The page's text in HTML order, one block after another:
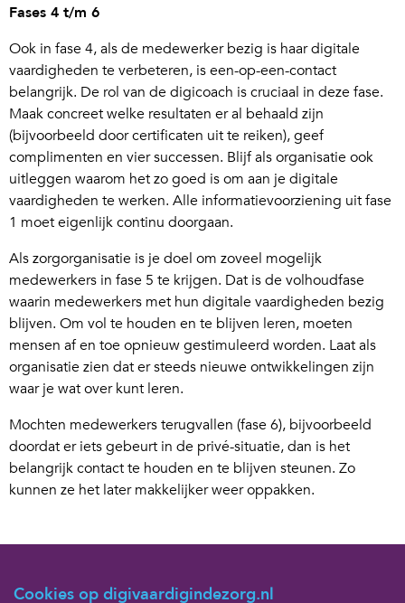
Fases 4 t/m 6
Ook in fase 4, als de medewerker bezig is haar digitale
vaardigheden te verbeteren, is een-op-een-contact
belangrijk. De rol van de digicoach is cruciaal in deze fase.
Maak concreet welke resultaten er al behaald zijn
(bijvoorbeeld door certificaten uit te reiken), geef
complimenten en vier successen. Blijf als organisatie ook
uitleggen waarom het zo goed is om aan je digitale
vaardigheden te werken. Alle informatievoorziening uit fase
1 moet eigenlijk continu doorgaan.
Als zorgorganisatie is je doel om zoveel mogelijk
medewerkers in fase 5 te krijgen. Dat is de volhoudfase
waarin medewerkers met hun digitale vaardigheden bezig
blijven. Om vol te houden en te blijven leren, moeten
mensen af en toe opnieuw gestimuleerd worden. Laat als
organisatie zien dat er steeds nieuwe ontwikkelingen zijn
waar je wat over kunt leren.
Mochten medewerkers terugvallen (fase 6), bijvoorbeeld
doordat er iets gebeurt in de privé-situatie, dan is het
belangrijk contact te houden en te blijven steunen. Zo
kunnen ze het later makkelijker weer oppakken.
therapeut. Ze geeft bij ouderenzorgorganisatie Quarijn
Cookies op digivaardigindezorg.nl